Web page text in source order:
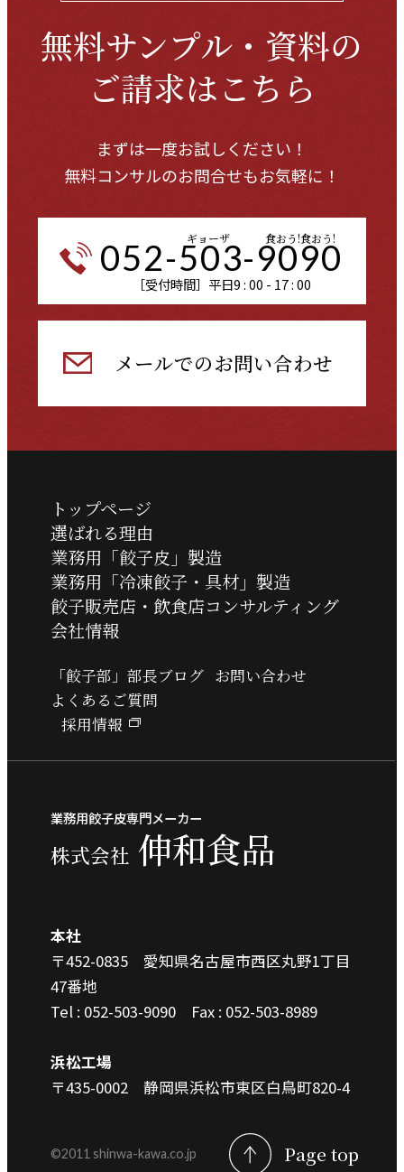
無料サンプル・資料の
ご請求はこちら
まずは一度お試しください！
無料コンサルのお問合せもお気軽に！
ギョーザ 食おう!食おう!
052-503-9090
［受付時間］平日9 : 00 - 17 : 00
メールでのお問い合わせ
業務用餃子皮専門メーカー
株式会社 伸和食品
本社
〒452-0835 愛知県名古屋市西区丸野1丁目
47番地
Tel : 052-503-9090Fax : 052-503-8989
浜松工場
〒435-0002 静岡県浜松市東区白鳥町820-4
トップページ
選ばれる理由
業務用「餃子皮」製造
業務用「冷凍餃子・具材」製造
餃子販売店・飲食店コンサルティング
会社情報
「餃子部」部長ブログ
よくあるご質問
採用情報
お問い合わせ
Page top
©︎2011 shinwa-kawa.co.jp